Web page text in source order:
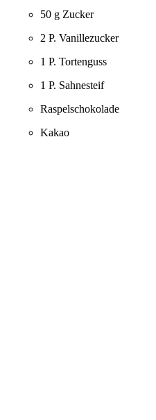
50 g Zucker
2 P. Vanillezucker
1 P. Tortenguss
1 P. Sahnesteif
Raspelschokolade
Kakao